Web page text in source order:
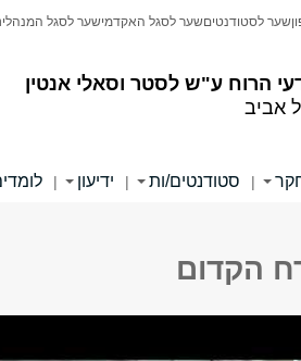
הרוח ע"ש לסטר וסאלי אנטין
אביב
שער לסטודנטיםשער לסגל האקדמישער לסגל המנהלי
| סטודנטים/ות | ידיעון |
הקדום